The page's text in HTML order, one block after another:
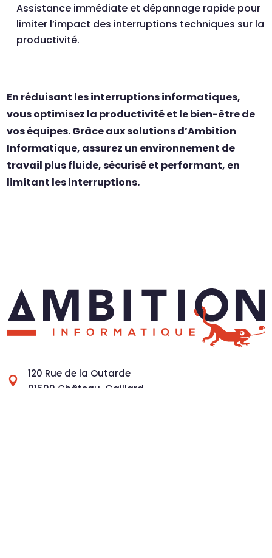
Assistance immédiate et dépannage rapide pour
limiter l’impact des interruptions techniques sur la
productivité.
En réduisant les interruptions informatiques,
vous optimisez la productivité et le bien-être de
vos équipes. Grâce aux solutions d’Ambition
Informatique, assurez un environnement de
travail plus fluide, sécurisé et performant, en
limitant les interruptions.

120 Rue de la Outarde
01500 Château-Gaillard